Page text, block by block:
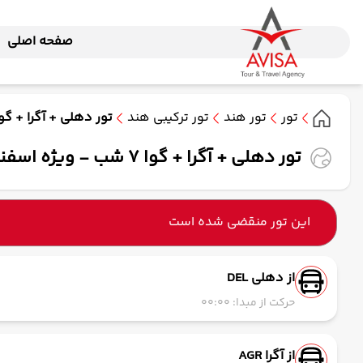
صفحه اصلی
تور تور هند تور ترکیبی هند تور دهلی + آگرا + گوا 7 شب - ویژه اسفند ماه 1404 (
تور دهلی + آگرا + گوا 7 شب - ویژه اسفند ماه 1404 ( ماهان )
این تور منقضی شده است
از دهلی DEL
حرکت از مبدا: 00:00
از آگرا AGR